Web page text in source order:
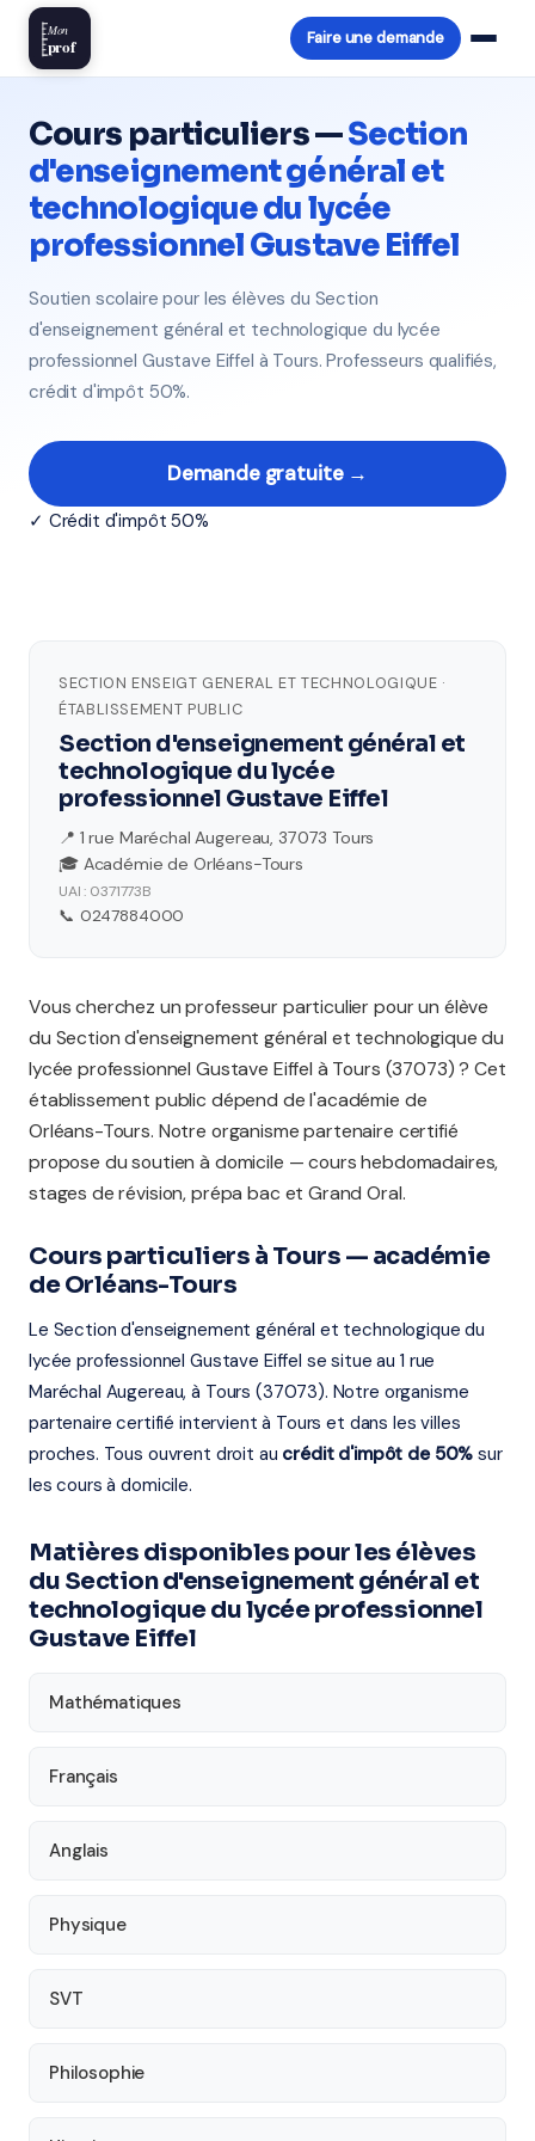
Mon
prof Faire une demande
Cours particuliers —Section
d'enseignement général et
technologique du lycée
professionnel Gustave Eiffel
Soutien scolaire pour les élèves du Section
d'enseignement général et technologique du lycée
professionnel Gustave Eiffel à Tours. Professeurs qualifiés,
crédit d'impôt 50%.
Demande gratuite →
✓ Crédit d'impôt 50%
SECTION ENSEIGT GENERAL ET TECHNOLOGIQUE ·
ÉTABLISSEMENT PUBLIC
Section d'enseignement général et
technologique du lycée
professionnel Gustave Eiffel
📍 1 rue Maréchal Augereau, 37073 Tours
🎓 Académie de Orléans-Tours
UAI : 0371773B
📞 0247884000
Vous cherchez un professeur particulier pour un élève
du Section d'enseignement général et technologique du
lycée professionnel Gustave Eiffel à Tours (37073) ? Cet
établissement public dépend de l'académie de
Orléans-Tours. Notre organisme partenaire certifié
propose du soutien à domicile — cours hebdomadaires,
stages de révision, prépa bac et Grand Oral.
Cours particuliers à Tours — académie
de Orléans-Tours
Le Section d'enseignement général et technologique du
lycée professionnel Gustave Eiffel se situe au 1 rue
Maréchal Augereau, à Tours (37073). Notre organisme
partenaire certifié intervient à Tours et dans les villes
proches. Tous ouvrent droit au crédit d'impôt de 50% sur
les cours à domicile.
Matières disponibles pour les élèves
du Section d'enseignement général et
technologique du lycée professionnel
Gustave Eiffel
Mathématiques
Français
Anglais
Physique
SVT
Philosophie